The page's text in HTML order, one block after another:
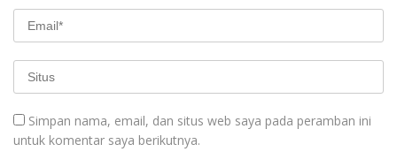
Simpan nama, email, dan situs web saya pada peramban ini
untuk komentar saya berikutnya.